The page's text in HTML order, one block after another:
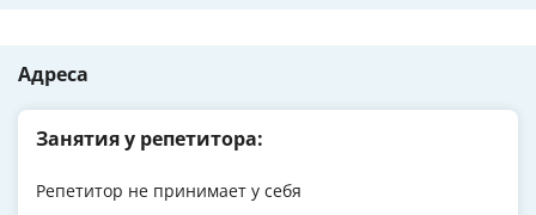
Адреса
Занятия у репетитора:
Репетитор не принимает у себя